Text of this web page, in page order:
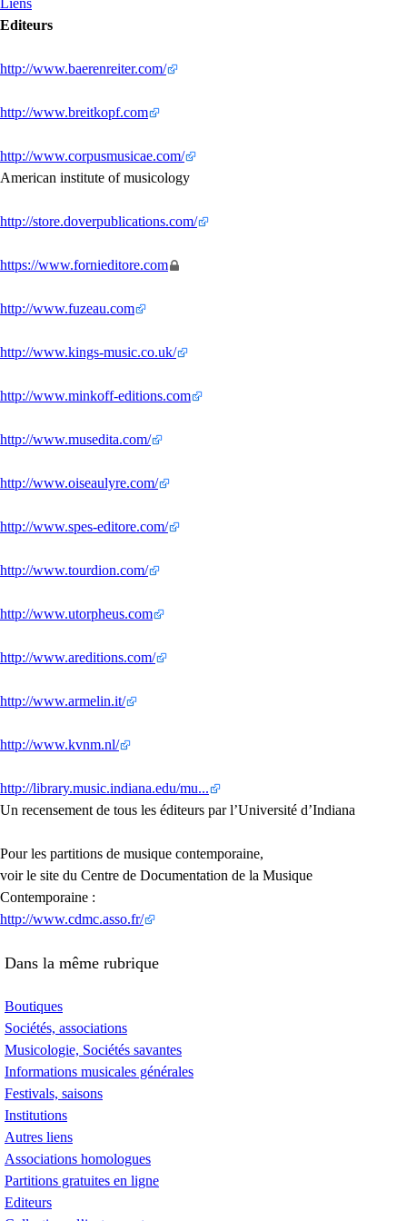
Liens
Editeurs
http://www.baerenreiter.com/
http://www.breitkopf.com
http://www.corpusmusicae.com/
American institute of musicology
http://store.doverpublications.com/
https://www.fornieditore.com
http://www.fuzeau.com
http://www.kings-music.co.uk/
http://www.minkoff-editions.com
http://www.musedita.com/
http://www.oiseaulyre.com/
http://www.spes-editore.com/
http://www.tourdion.com/
http://www.utorpheus.com
http://www.areditions.com/
http://www.armelin.it/
http://www.kvnm.nl/
http://library.music.indiana.edu/mu...
Un recensement de tous les éditeurs par l’Université d’Indiana
Pour les partitions de musique contemporaine,
voir le site du Centre de Documentation de la Musique
Contemporaine :
http://www.cdmc.asso.fr/
Dans la même rubrique
Boutiques
Sociétés, associations
Musicologie, Sociétés savantes
Informations musicales générales
Festivals, saisons
Institutions
Autres liens
Associations homologues
Partitions gratuites en ligne
Editeurs